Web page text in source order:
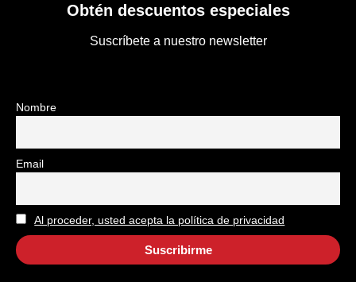
Obtén descuentos especiales
Suscríbete a nuestro newsletter
Nombre
Email
Al proceder, usted acepta la política de privacidad